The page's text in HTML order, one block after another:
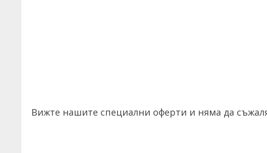
Вижте нашите специални оферти и няма да